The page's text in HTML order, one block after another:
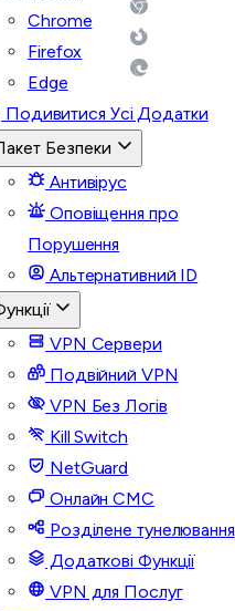
Chrome
Firefox
Edge
Подивитися Усі Додатки
Безпеки
Антивірус
Оповіщення про
Порушення
Альтернативний ID
VPN Сервери
Подвійний VPN
VPN Без Логів
Kill Switch
NetGuard
Онлайн СМС
Розділене тунелювання
Додаткові Функції
VPN для Послуг